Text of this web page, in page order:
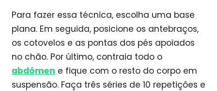
Para fazer essa técnica, escolha uma base
plana. Em seguida, posicione os antebraços,
os cotovelos e as pontas dos pés apoiados
no chão. Por último, contraia todo o
abdômen e fique com o resto do corpo em
suspensão. Faça três séries de 10 repetições e